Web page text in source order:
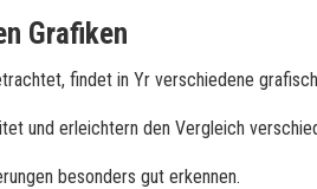
Grafiken
findet in Yr verschiedene
und erleichtern den Vergleich
besonders gut erkennen.